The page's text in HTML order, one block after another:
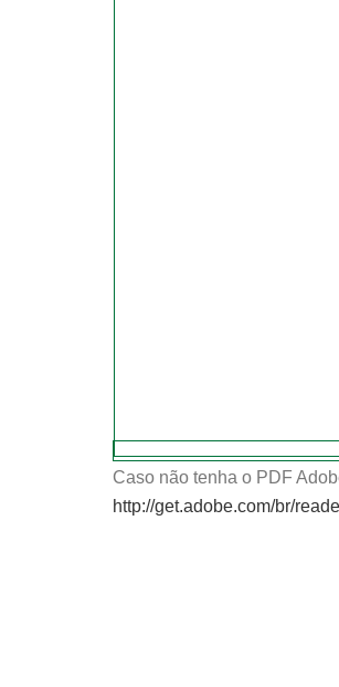
Caso não tenha o PDF
http://get.adobe.com/br/